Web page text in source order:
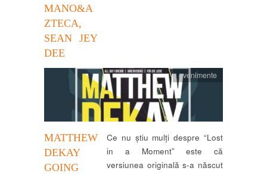
MANO&A
ZTECA,
SEAN JEY
DEE
MATTHEW
DEKAY
GOING
evenimente
Ce nu știu mulți despre “Lost
in a Moment” este că
versiunea originală s-a născut